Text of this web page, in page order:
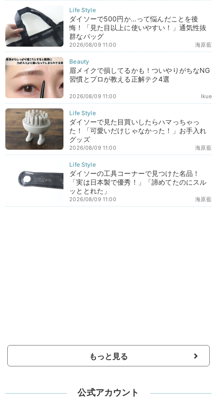
ダイソーで500円か…って悩んだことを後
悔！「見た目以上に使いやすい！」通気性抜
群なバッグ
海原藍
2026/08/09 11:00
眉メイクで損してるかも！ついやりがちなNG
習慣とプロが教える正解テク4選
Ikue
2026/08/09 11:00
ダイソーで見た目買いしたらハマっちゃっ
た！「可愛いだけじゃなかった！」お手入れ
グッズ
海原藍
2026/08/09 11:00
ダイソーの工具コーナーで見つけた名品！
「実は日本製で優秀！」「諦めてたのにスル
ッととれた」
海原藍
2026/08/09 11:00
もっと見る
公式アカウント